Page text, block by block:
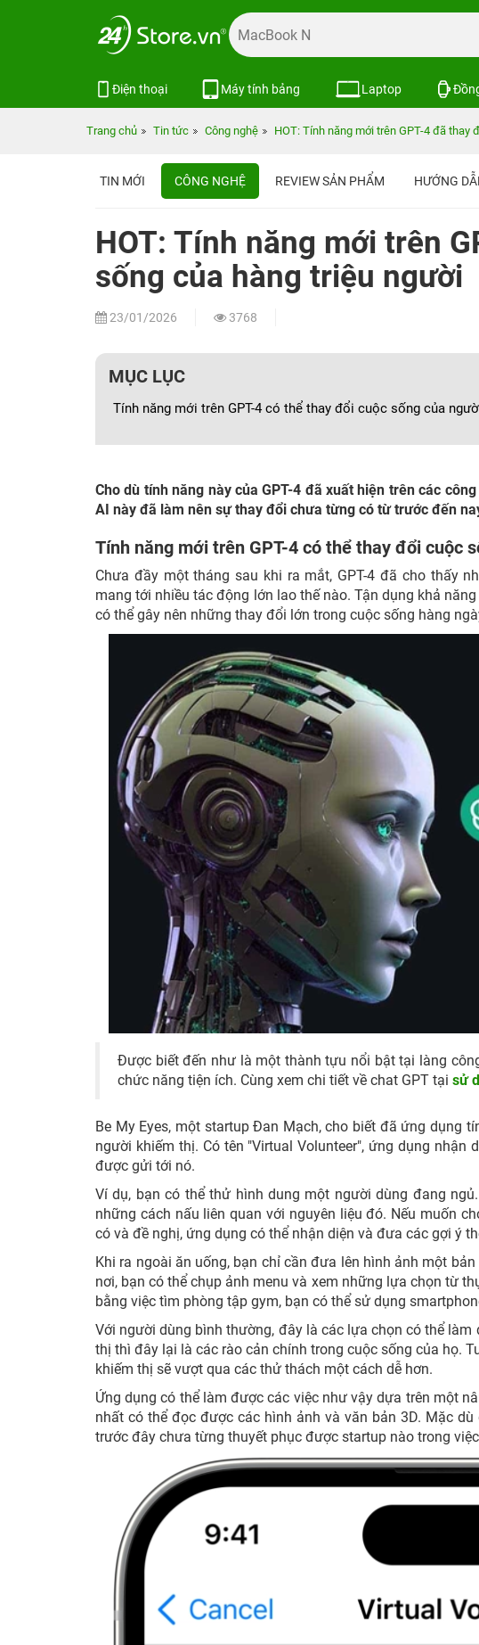
Điện thoại Máy tính bảng Laptop
Trang chủ Tin tức Công nghệ HOT: Tính năng mới trên GPT-4 đã
TIN MỚI CÔNG NGHỆ REVIEW SẢN PHẨM HƯỚNG
HOT: Tính năng mới trên
sống của hàng triệu người
23/01/2026 3768
MỤC LỤC
Tính năng mới trên GPT-4 có thể thay đổi cuộc sống của
Cho dù tính năng này của GPT-4 đã xuất hiện trên các
AI này đã làm nên sự thay đổi chưa từng có từ trước đến
Tính năng mới trên GPT-4 có thể thay đổi cuộc
Chưa đầy một tháng sau khi ra mắt, GPT-4 đã cho thấy
mang tới nhiều tác động lớn lao thế nào. Tận dụng khả
có thể gây nên những thay đổi lớn trong cuộc sống hàng
Được biết đến như là một thành tựu nổi bật tại làng
chức năng tiện ích. Cùng xem chi tiết về chat GPT tại sử
Be My Eyes, một startup Đan Mạch, cho biết đã ứng dụng
người khiếm thị. Có tên "Virtual Volunteer", ứng dụng
được gửi tới nó.
Ví dụ, bạn có thể thử hình dung một người dùng đang
những cách nấu liên quan với nguyên liệu đó. Nếu muốn
có và đề nghị, ứng dụng có thể nhận diện và đưa các gợi ý
Khi ra ngoài ăn uống, bạn chỉ cần đưa lên hình ảnh một
nơi, bạn có thể chụp ảnh menu và xem những lựa chọn từ
bằng việc tìm phòng tập gym, bạn có thể sử dụng
Với người dùng bình thường, đây là các lựa chọn có thể
thị thì đây lại là các rào cản chính trong cuộc sống của họ.
khiếm thị sẽ vượt qua các thử thách một cách dễ hơn.
Ứng dụng có thể làm được các việc như vậy dựa trên một
nhất có thể đọc được các hình ảnh và văn bản 3D. Mặc
trước đây chưa từng thuyết phục được startup nào trong